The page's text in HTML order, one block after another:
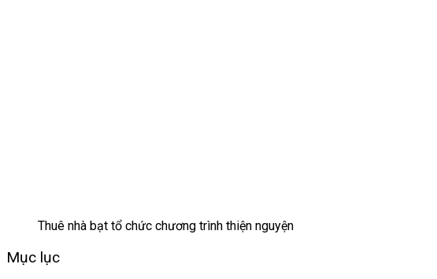
Thuê nhà bạt tổ chức chương trình thiện nguyện
Mục lục